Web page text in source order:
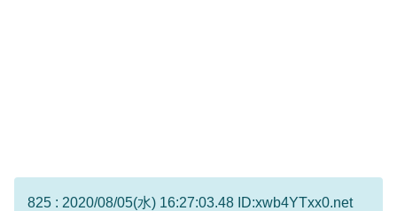
825 : 2020/08/05(水) 16:27:03.48 ID:xwb4YTxx0.net